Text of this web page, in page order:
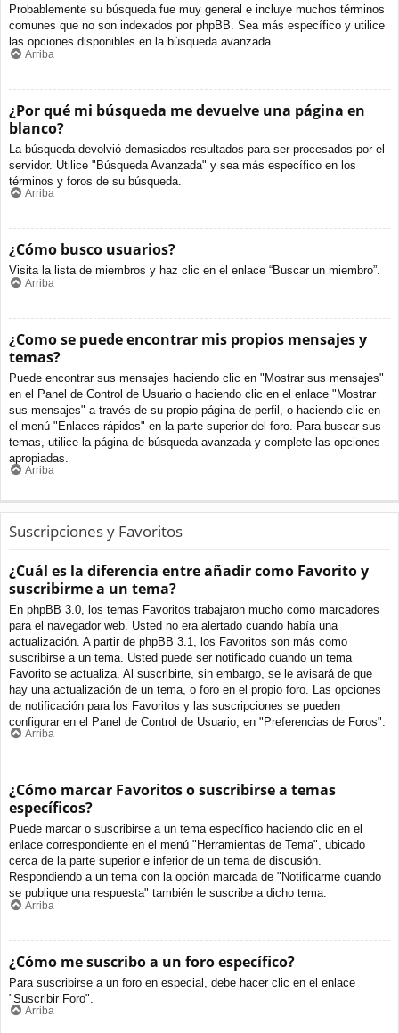
Probablemente su búsqueda fue muy general e incluye muchos términos
comunes que no son indexados por phpBB. Sea más específico y utilice
las opciones disponibles en la búsqueda avanzada.
Arriba
¿Por qué mi búsqueda me devuelve una página en
blanco?
La búsqueda devolvió demasiados resultados para ser procesados por el
servidor. Utilice "Búsqueda Avanzada" y sea más específico en los
términos y foros de su búsqueda.
Arriba
¿Cómo busco usuarios?
Visita la lista de miembros y haz clic en el enlace “Buscar un miembro”.
Arriba
¿Como se puede encontrar mis propios mensajes y
temas?
Puede encontrar sus mensajes haciendo clic en "Mostrar sus mensajes"
en el Panel de Control de Usuario o haciendo clic en el enlace "Mostrar
sus mensajes" a través de su propio página de perfil, o haciendo clic en
el menú "Enlaces rápidos" en la parte superior del foro. Para buscar sus
temas, utilice la página de búsqueda avanzada y complete las opciones
apropiadas.
Arriba
Suscripciones y Favoritos
¿Cuál es la diferencia entre añadir como Favorito y
suscribirme a un tema?
En phpBB 3.0, los temas Favoritos trabajaron mucho como marcadores
para el navegador web. Usted no era alertado cuando había una
actualización. A partir de phpBB 3.1, los Favoritos son más como
suscribirse a un tema. Usted puede ser notificado cuando un tema
Favorito se actualiza. Al suscribirte, sin embargo, se le avisará de que
hay una actualización de un tema, o foro en el propio foro. Las opciones
de notificación para los Favoritos y las suscripciones se pueden
configurar en el Panel de Control de Usuario, en "Preferencias de Foros".
Arriba
¿Cómo marcar Favoritos o suscribirse a temas
específicos?
Puede marcar o suscribirse a un tema específico haciendo clic en el
enlace correspondiente en el menú "Herramientas de Tema", ubicado
cerca de la parte superior e inferior de un tema de discusión.
Respondiendo a un tema con la opción marcada de "Notificarme cuando
se publique una respuesta" también le suscribe a dicho tema.
Arriba
¿Cómo me suscribo a un foro específico?
Para suscribirse a un foro en especial, debe hacer clic en el enlace
"Suscribir Foro".
Arriba